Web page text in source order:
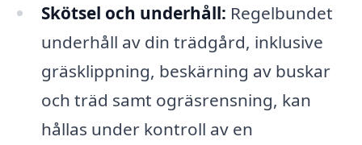
Skötsel och underhåll: Regelbundet
underhåll av din trädgård, inklusive
gräsklippning, beskärning av buskar
och träd samt ogräsrensning, kan
hållas under kontroll av en